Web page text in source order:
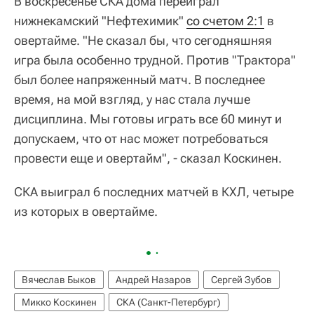
нижнекамский "Нефтехимик" со счетом 2:1 в
овертайме. "Не сказал бы, что сегодняшняя
игра была особенно трудной. Против "Трактора"
был более напряженный матч. В последнее
время, на мой взгляд, у нас стала лучше
дисциплина. Мы готовы играть все 60 минут и
допускаем, что от нас может потребоваться
провести еще и овертайм", - сказал Коскинен.
СКА выиграл 6 последних матчей в КХЛ, четыре
из которых в овертайме.
Вячеслав Быков Андрей Назаров
Сергей Зубов
Микко Коскинен
СКА (Санкт-Петербург)